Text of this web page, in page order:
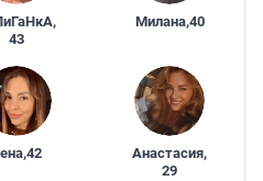
,
43
Милана,40
,42 Анастасия,
29